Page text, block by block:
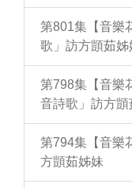
第801集【音樂
歌」訪方顗茹姊
第798集【音樂
音詩歌」訪方顗
第794集【音樂
方顗茹姊妹